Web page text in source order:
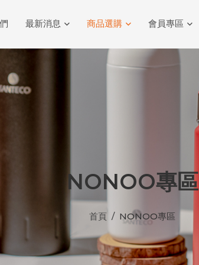
最新消息 商品選購 會員專區
NONOO專區
首頁 NONOO專區